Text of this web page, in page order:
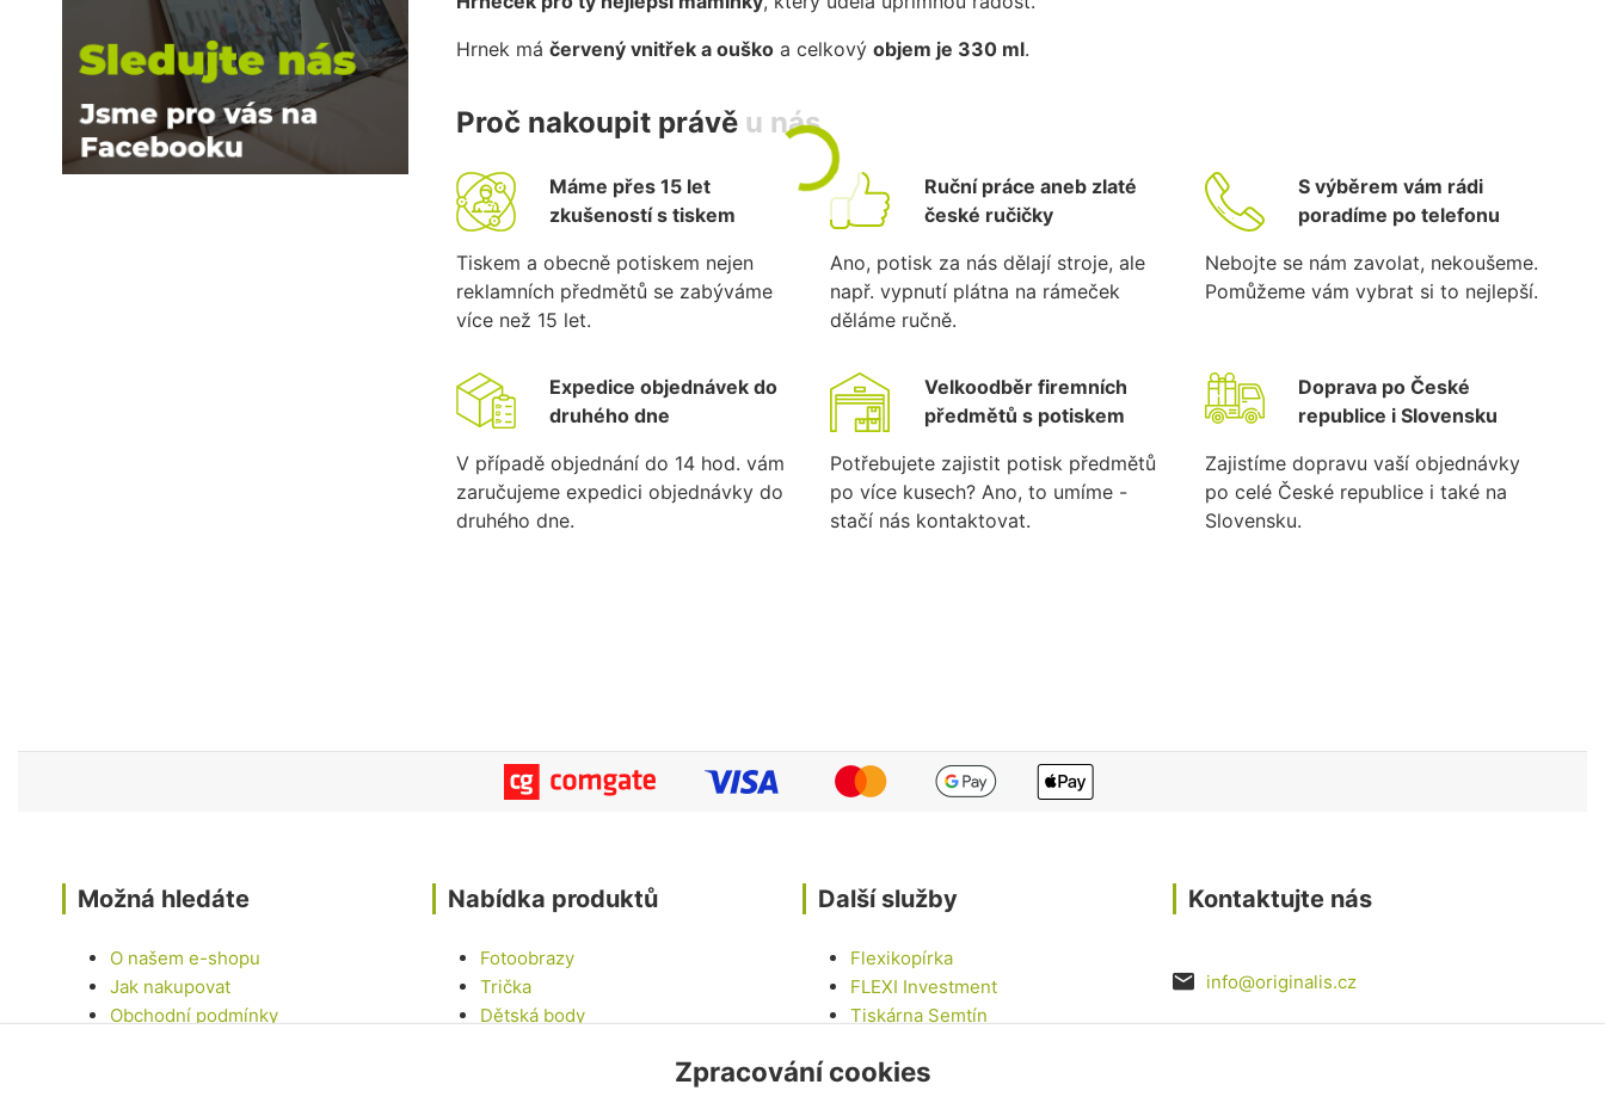
Hrnek má červený vnitřek a ouškoa celkový objem je 330 ml.
Proč nakoupit právě u nás
Máme přes 15 let
zkušeností s tiskem
Tiskem a obecně potiskem nejen
reklamních předmětů se zabýváme
více než 15 let.
Ruční práce aneb zlaté
české ručičky
Ano, potisk za nás dělají stroje, ale
např. vypnutí plátna na rámeček
děláme ručně.
S výběrem vám rádi
poradíme po telefonu
Nebojte se nám zavolat, nekoušeme.
Pomůžeme vám vybrat si to nejlepší.
Expedice objednávek do
druhého dne
V případě objednání do 14 hod. vám
zaručujeme expedici objednávky do
druhého dne.
Velkoodběr firemních
předmětů s potiskem
Potřebujete zajistit potisk předmětů
po více kusech? Ano, to umíme -
stačí nás kontaktovat.
Doprava po České
republice i Slovensku
Zajistíme dopravu vaší objednávky
po celé České republice i také na
Slovensku.
Možná hledáte
O našem e-shopu
Jak nakupovat
Obchodní podmínky
Nabídka produktů
Fotoobrazy
Trička
Dětská body
Další služby
Flexikopírka
FLEXI Investment
Tiskárna Semtín
Chalupa na vesnici
Kontaktujte nás
info@originalis.cz
Zpracování cookies